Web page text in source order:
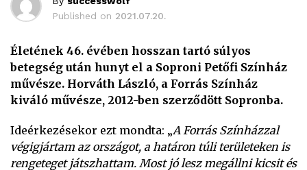
Published on 2021.07.20.
Életének 46. évében hosszan tartó súlyos
betegség után hunyt el a Soproni Petőfi Színház
művésze. Horváth László, a Forrás Színház
kiváló művésze, 2012-ben szerződött Sopronba.
Ideérkezésekor ezt mondta: „A Forrás Színházzal
végigjártam az országot, a határon túli területeken is
rengeteget játszhattam. Most jó lesz megállni kicsit és